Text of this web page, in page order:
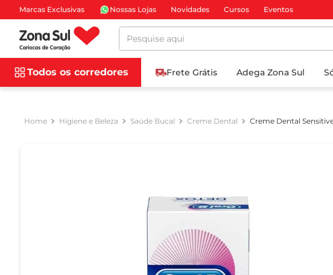
Marcas Exclusivas Nossas Lojas Novidades Cursos Eventos
Pesquise aqui
Todos os corredores Frete Grátis Adega Zona Sul
Higiene e Beleza Saúde Bucal Creme Dental Creme Dental